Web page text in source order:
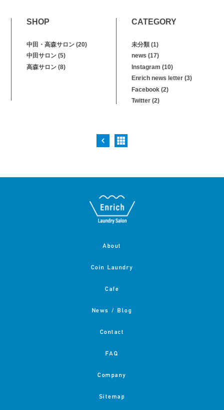
SHOP
中田・高森サロン (20)
中田サロン (5)
高森サロン (8)
CATEGORY
未分類 (1)
news (17)
Instagram (10)
Enrich news letter (3)
Facebook (2)
Twitter (2)
About
Coin Laundry
Cafe
News / Blog
Contact
FAQ
Company
Sitemap